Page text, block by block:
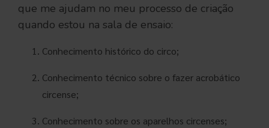
que me ajudam no meu processo de criação
quando estou na sala de ensaio:
Conhecimento histórico do circo;
Conhecimento técnico sobre o fazer acrobático
circense;
Conhecimento sobre os aparelhos circenses;